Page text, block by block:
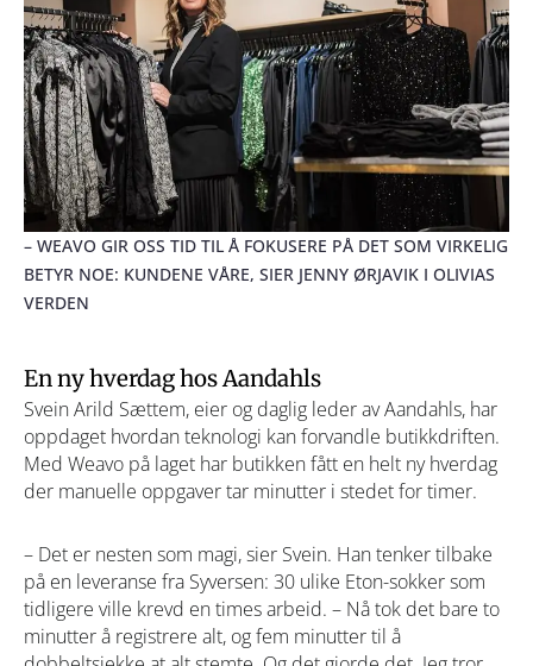
– WEAVO GIR OSS TID TIL Å FOKUSERE PÅ DET SOM VIRKELIG
BETYR NOE: KUNDENE VÅRE, SIER JENNY ØRJAVIK I OLIVIAS
VERDEN
En ny hverdag hos Aandahls
Svein Arild Sættem, eier og daglig leder av Aandahls, har
oppdaget hvordan teknologi kan forvandle butikkdriften.
Med Weavo på laget har butikken fått en helt ny hverdag
der manuelle oppgaver tar minutter i stedet for timer.
– Det er nesten som magi, sier Svein. Han tenker tilbake
på en leveranse fra Syversen: 30 ulike Eton-sokker som
tidligere ville krevd en times arbeid. – Nå tok det bare to
minutter å registrere alt, og fem minutter til å